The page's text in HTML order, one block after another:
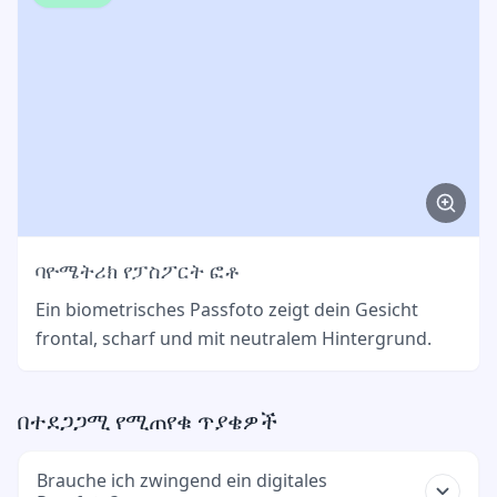
ባዮሜትሪክ የፓስፖርት ፎቶ
Ein biometrisches Passfoto zeigt dein Gesicht
frontal, scharf und mit neutralem Hintergrund.
በተደጋጋሚ የሚጠየቁ ጥያቄዎች
Brauche ich zwingend ein digitales